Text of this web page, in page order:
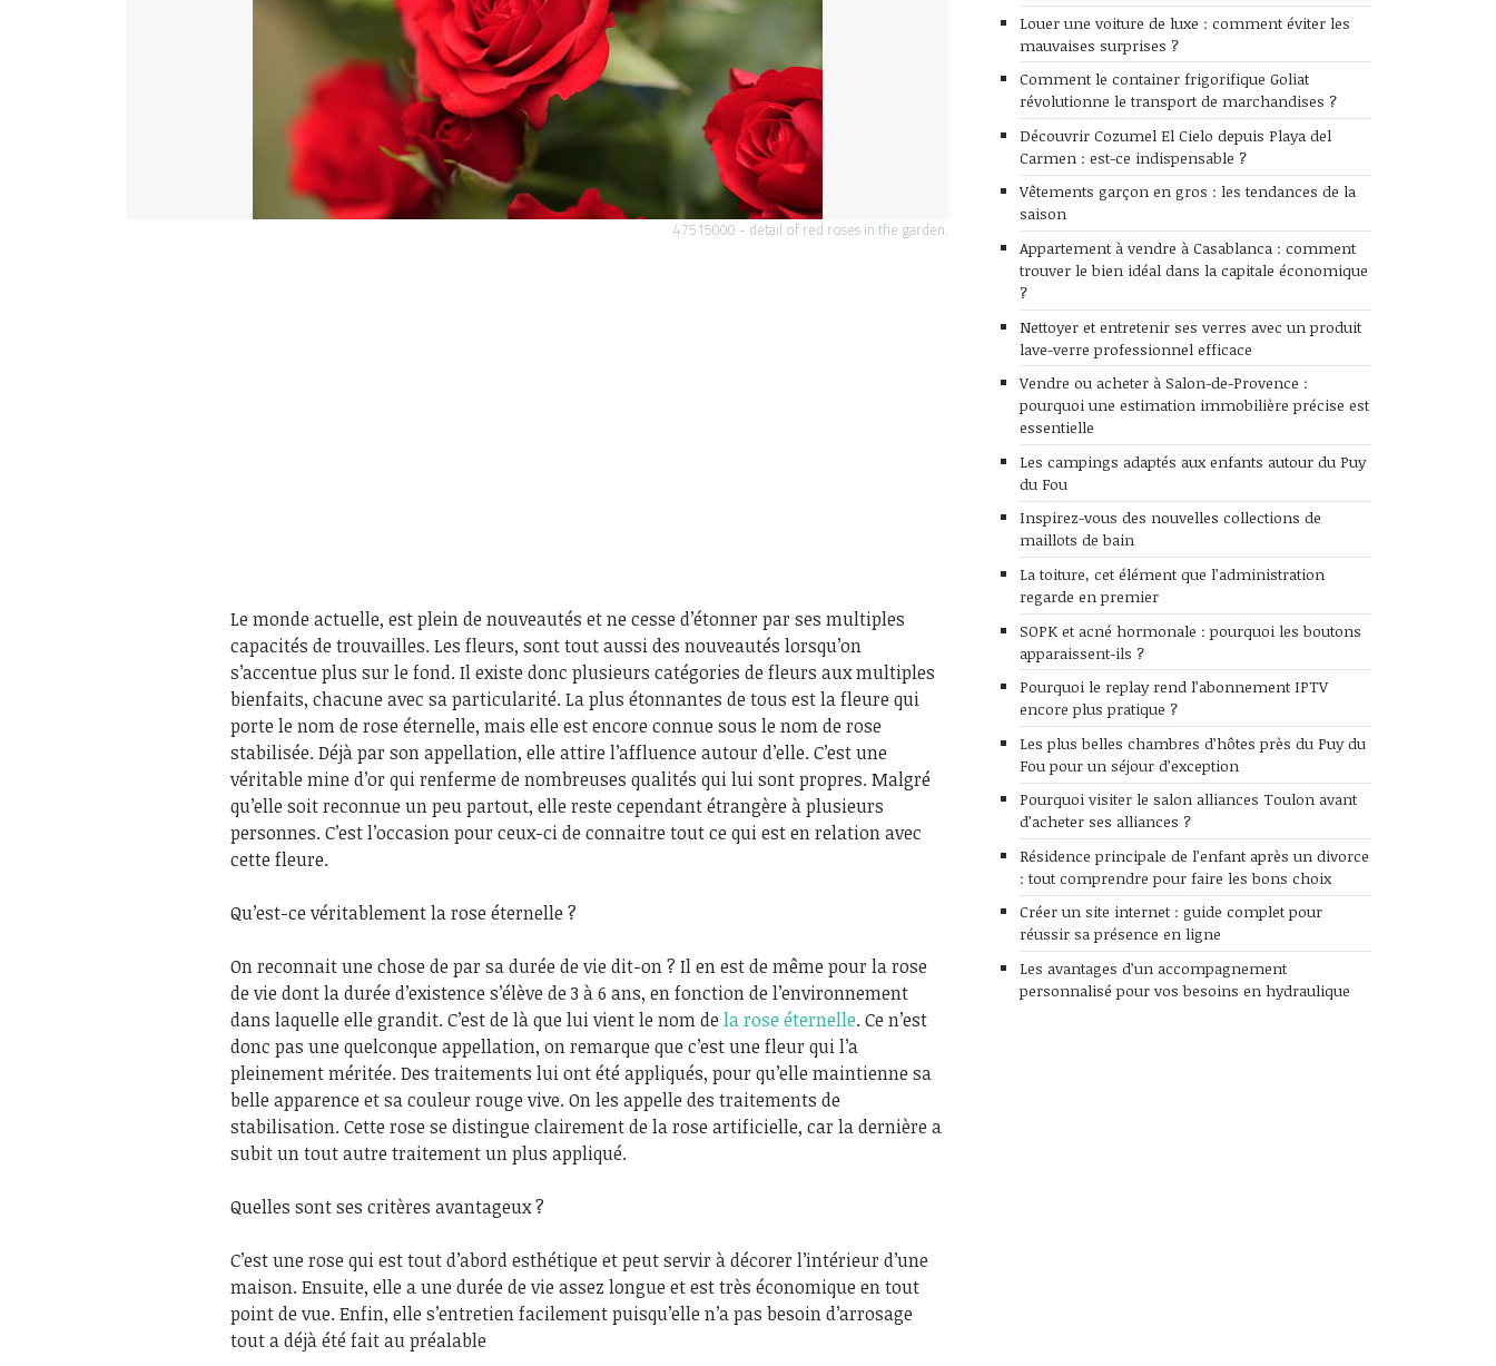
47515000 - detail of red roses in the garden.
Le monde actuelle, est plein de nouveautés et ne cesse d’étonner par ses multiples
capacités de trouvailles. Les fleurs, sont tout aussi des nouveautés lorsqu’on
s’accentue plus sur le fond. Il existe donc plusieurs catégories de fleurs aux multiples
bienfaits, chacune avec sa particularité. La plus étonnantes de tous est la fleure qui
porte le nom de rose éternelle, mais elle est encore connue sous le nom de rose
stabilisée. Déjà par son appellation, elle attire l’affluence autour d’elle. C’est une
véritable mine d’or qui renferme de nombreuses qualités qui lui sont propres. Malgré
qu’elle soit reconnue un peu partout, elle reste cependant étrangère à plusieurs
personnes. C’est l’occasion pour ceux-ci de connaitre tout ce qui est en relation avec
cette fleure.
Qu’est-ce véritablement la rose éternelle ?
On reconnait une chose de par sa durée de vie dit-on ? Il en est de même pour la rose
de vie dont la durée d’existence s’élève de 3 à 6 ans, en fonction de l’environnement
dans laquelle elle grandit. C’est de là que lui vient le nom de la rose éternelle. Ce n’est
donc pas une quelconque appellation, on remarque que c’est une fleur qui l’a
pleinement méritée. Des traitements lui ont été appliqués, pour qu’elle maintienne sa
belle apparence et sa couleur rouge vive. On les appelle des traitements de
stabilisation. Cette rose se distingue clairement de la rose artificielle, car la dernière a
subit un tout autre traitement un plus appliqué.
Quelles sont ses critères avantageux ?
C’est une rose qui est tout d’abord esthétique et peut servir à décorer l’intérieur d’une
maison. Ensuite, elle a une durée de vie assez longue et est très économique en tout
point de vue. Enfin, elle s’entretien facilement puisqu’elle n’a pas besoin d’arrosage
tout a déjà été fait au préalable
Louer une voiture de luxe : comment éviter les
mauvaises surprises ?
Comment le container frigorifique Goliat
révolutionne le transport de marchandises ?
Découvrir Cozumel El Cielo depuis Playa del
Carmen : est-ce indispensable ?
Vêtements garçon en gros : les tendances de la
saison
Appartement à vendre à Casablanca : comment
trouver le bien idéal dans la capitale économique
?
Nettoyer et entretenir ses verres avec un produit
lave-verre professionnel efficace
Vendre ou acheter à Salon-de-Provence :
pourquoi une estimation immobilière précise est
essentielle
Les campings adaptés aux enfants autour du Puy
du Fou
Inspirez-vous des nouvelles collections de
maillots de bain
La toiture, cet élément que l’administration
regarde en premier
SOPK et acné hormonale : pourquoi les boutons
apparaissent-ils ?
Pourquoi le replay rend l’abonnement IPTV
encore plus pratique ?
Les plus belles chambres d’hôtes près du Puy du
Fou pour un séjour d’exception
Pourquoi visiter le salon alliances Toulon avant
d’acheter ses alliances ?
Résidence principale de l’enfant après un divorce
: tout comprendre pour faire les bons choix
Créer un site internet : guide complet pour
réussir sa présence en ligne
Les avantages d’un accompagnement
personnalisé pour vos besoins en hydraulique